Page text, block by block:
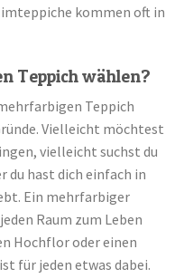
kommen oft in
Teppich wählen?
Teppich
Vielleicht möchtest
vielleicht suchst du
du hast dich einfach in
Ein mehrfarbiger
Raum zum Leben
Hochflor oder einen
für jeden etwas dabei.